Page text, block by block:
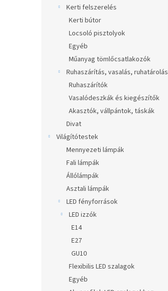
Kerti felszerelés
Kerti bútor
Locsoló pisztolyok
Egyéb
Műanyag tömlőcsatlakozók
Ruhaszárítás, vasalás, ruhatárolás
Ruhaszárítók
Vasalódeszkák és kiegészítők
Akasztók, vállpántok, táskák
Divat
Világítótestek
Mennyezeti lámpák
Fali lámpák
Állólámpák
Asztali lámpák
LED fényforrások
LED izzók
E14
E27
GU10
Flexibilis LED szalagok
Egyéb